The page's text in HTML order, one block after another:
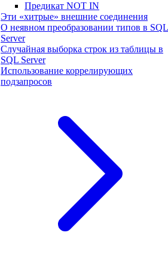
Предикат NOT IN
Эти «хитрые» внешние соединения
О неявном преобразовании типов в SQL
Server
Случайная выборка строк из таблицы в
SQL Server
Использование коррелирующих
подзапросов